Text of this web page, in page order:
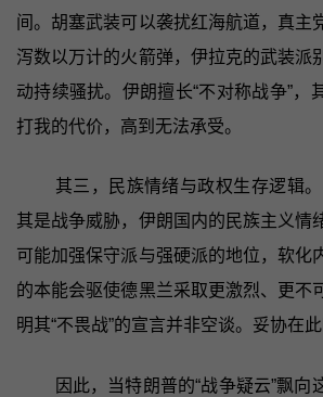
间。胡塞武装可以袭扰红海航道，真主
泻数以万计的火箭弹，伊拉克的武装派
动持续骚扰。伊朗擅长“不对称战争”，
打我的代价，高到无法承受。
其三，民族情绪与政权生存逻辑
其是战争威胁，伊朗国内的民族主义情
可能加强保守派与强硬派的地位，软化
的本能会驱使德黑兰采取更激烈、更不
明其“不畏战”的宣言并非空谈。妥协在
因此，当特朗普的“战争疑云”飘向